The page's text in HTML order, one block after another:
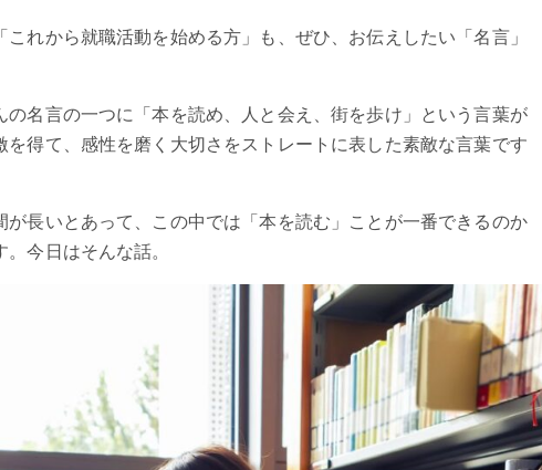
れから就職活動を始める方」も、ぜひ、お伝えしたい「名言」
名言の一つに「本を読め、人と会え、街を歩け」という言葉が
得て、感性を磨く大切さをストレートに表した素敵な言葉です
長いとあって、この中では「本を読む」ことが一番できるのか
今日はそんな話。